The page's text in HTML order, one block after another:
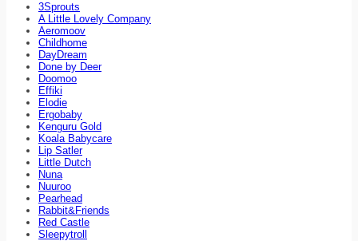
3Sprouts
A Little Lovely Company
Aeromoov
Childhome
DayDream
Done by Deer
Doomoo
Effiki
Elodie
Ergobaby
Kenguru Gold
Koala Babycare
Lip Satler
Little Dutch
Nuna
Nuuroo
Pearhead
Rabbit&Friends
Red Castle
Sleepytroll